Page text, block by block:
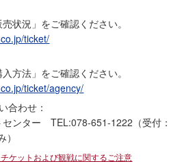
状況」をご確認ください。
ticket/
方法」をご確認ください。
ticket/agency/
合わせ：
センター TEL:078-651-1222（受付：
ケットおよび観戦に関するご注意